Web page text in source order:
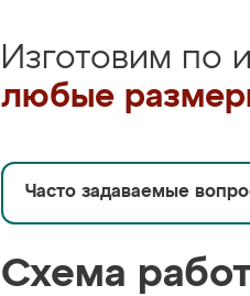
Изготовим по
любые
Часто задаваемые
Схема